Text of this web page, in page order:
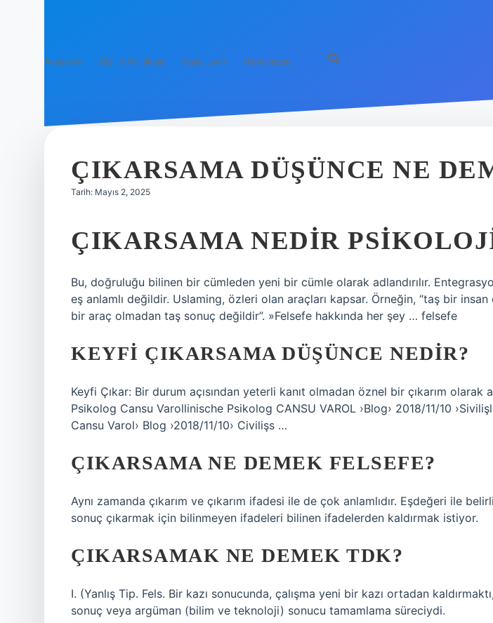
Anasayfa Gizlilik Politikası Yasal Uyarı Hakkımızda
ÇIKARSAMA DÜŞÜNCE NE
Tarih: Mayıs 2, 2025
ÇIKARSAMA NEDIR
Bu, doğruluğu bilinen bir cümleden yeni bir cümle olarak adlandırılır.
eş anlamlı değildir. Uslaming, özleri olan araçları kapsar. Örneğin, “taş bir insan
bir araç olmadan taş sonuç değildir”. »Felsefe hakkında her şey … felsefe
KEYFI ÇIKARSAMA DÜŞÜNCE NEDIR?
Keyfi Çıkar: Bir durum açısından yeterli kanıt olmadan öznel bir çıkarım olarak
Psikolog Cansu Varollinische Psikolog CANSU VAROL ›Blog› 2018/11/10
Cansu Varol› Blog ›2018/11/10› Civilişs …
ÇIKARSAMA NE DEMEK FELSEFE?
Aynı zamanda çıkarım ve çıkarım ifadesi ile de çok anlamlıdır. Eşdeğeri ile
sonuç çıkarmak için bilinmeyen ifadeleri bilinen ifadelerden kaldırmak istiyor.
ÇIKARSAMAK NE DEMEK TDK?
I. (Yanlış Tip. Fels. Bir kazı sonucunda, çalışma yeni bir kazı ortadan
sonuç veya argüman (bilim ve teknoloji) sonucu tamamlama süreciydi.